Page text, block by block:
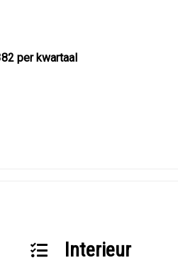
per kwartaal
Interieur